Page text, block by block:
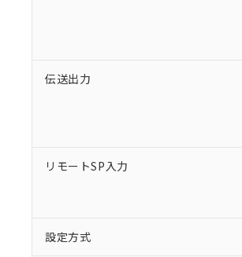
伝送出力
リモートSP入力
設定方式